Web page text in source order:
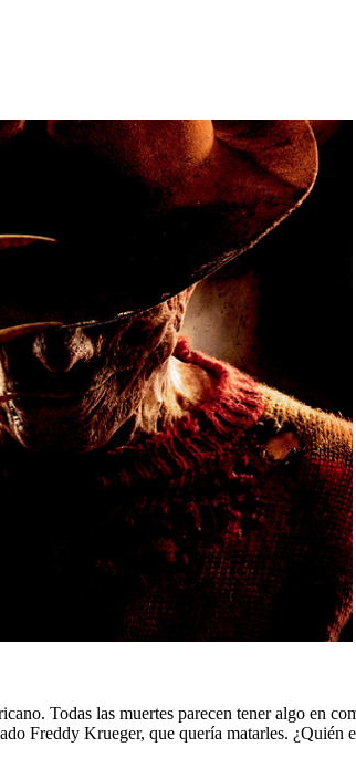
Todas las muertes parecen tener algo en
Freddy Krueger, que quería matarles. ¿Quién